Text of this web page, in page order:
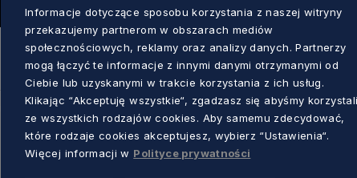
Informacje dotyczące sposobu korzystania z naszej witryny
przekazujemy partnerom w obszarach mediów
społecznościowych, reklamy oraz analizy danych. Partnerzy
mogą łączyć te informacje z innymi danymi otrzymanymi od
Ciebie lub uzyskanymi w trakcie korzystania z ich usług.
Klikając “Akceptuję wszystkie“, zgadzasz się abyśmy
ze wszystkich rodzajów cookies. Aby samemu zdecydować,
które rodzaje cookies akceptujesz, wybierz “Ustawienia“.
Więcej informacji w Polityce prywatności